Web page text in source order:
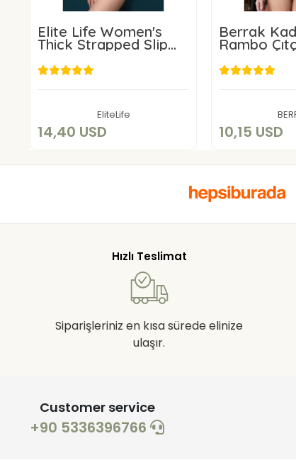
Elite Life Women's
Thick Strapped Slip
EliteLife
14,40 USD
Add to cart
Berrak
Rambo
10,15 USD
Hızlı Teslimat
Siparişleriniz en kısa sürede elinize
ulaşır.
Customer service
+90 5336396766